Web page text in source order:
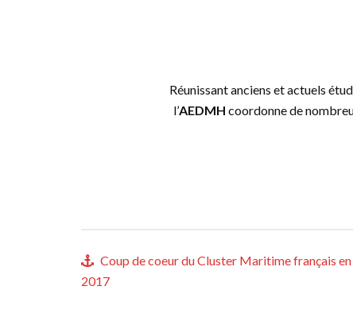
Réunissant anciens et actuels
l’AEDMH coordonne de
Coup de coeur du Cluster Maritime français en
2017